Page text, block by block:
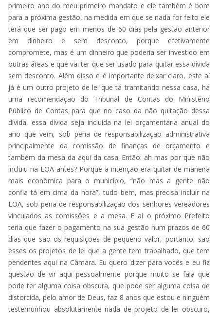
primeiro ano do meu primeiro mandato e ele também é bom
para a próxima gestão, na medida em que se nada for feito ele
terá que ser pago em menos de 60 dias pela gestão anterior
em dinheiro e sem desconto, porque efetivamente
compromete, mas é um dinheiro que poderia ser investido em
outras áreas e que vai ter que ser usado para quitar essa dívida
sem desconto. Além disso e é importante deixar claro, este aí
já é um outro projeto de lei que tá tramitando nessa casa, há
uma recomendação do Tribunal de Contas do Ministério
Público de Contas para que no caso da não quitação dessa
dívida, essa dívida seja incluída na lei orçamentária anual do
ano que vem, sob pena de responsabilização administrativa
principalmente da comissão de finanças de orçamento e
também da mesa da aqui da casa. Então: ah mas por que não
incluiu na LOA antes? Porque a intenção era quitar de maneira
mais econômica para o município, “não mas a gente não
confia tá em cima da hora”, tudo bem, mas precisa incluir na
LOA, sob pena de responsabilização dos senhores vereadores
vinculados as comissões e a mesa. E aí o próximo Prefeito
teria que fazer o pagamento na sua gestão num prazos de 60
dias que são os requisições de pequeno valor, portanto, são
esses os projetos de lei que a gente tem trabalhado, que tem
pendentes aqui na Câmara. Eu quero dizer para vocês e eu fiz
questão de vir aqui pessoalmente porque muito se fala que
pode ter alguma coisa obscura, que pode ser alguma coisa de
distorcida, pelo amor de Deus, faz 8 anos que estou e ninguém
testemunhou absolutamente nada de projeto de lei obscuro,